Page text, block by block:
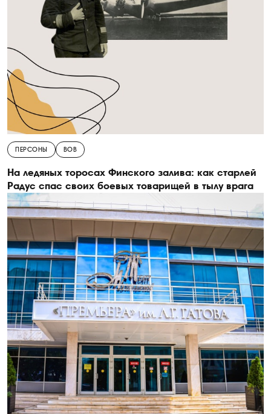
ПЕРСОНЫ ВОВ
На ледяных торосах Финского залива: как старлей
Радус спас своих боевых товарищей в тылу врага